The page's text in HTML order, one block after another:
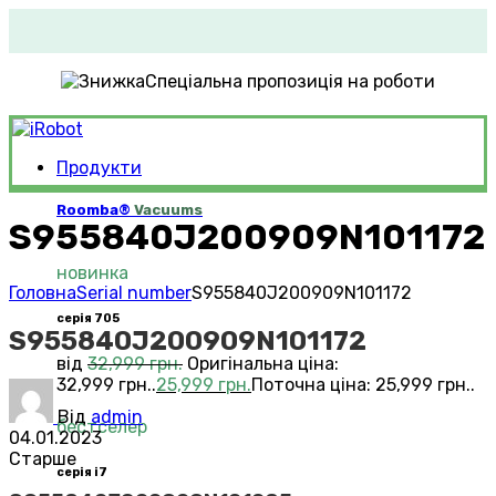
Спеціальна пропозиція на роботи
Продукти
Roomba® Vacuums
новинка
серія 705
від 32,999грн. Оригінальна ціна:
32,999 грн..25,999 грн.Поточна ціна: 25,999 грн..
бестселер
серія i7
S955840J200909N101172
ГоловнаSerial numberS955840J200909N101172
S955840J200909N101172
Від admin
04.01.2023
Старше